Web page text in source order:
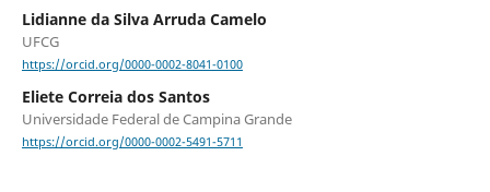
Lidianne da Silva Arruda Camelo
UFCG
https://orcid.org/0000-0002-8041-0100
Eliete Correia dos Santos
Universidade Federal de Campina Grande
https://orcid.org/0000-0002-5491-5711